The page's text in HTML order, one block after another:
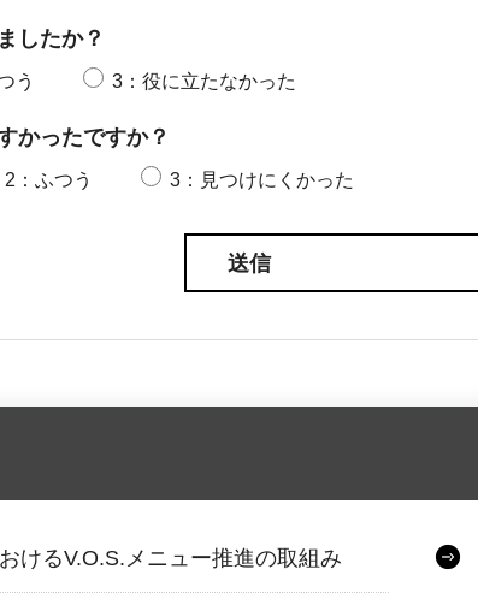
したか？
う 3：役に立たなかった
かったですか？
2：ふつう 3：見つけにくかった
けるV.O.S.メニュー推進の取組み